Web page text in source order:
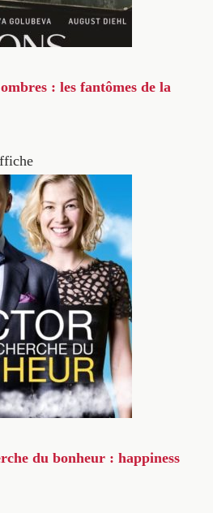
: les fantômes de la
du bonheur : happiness